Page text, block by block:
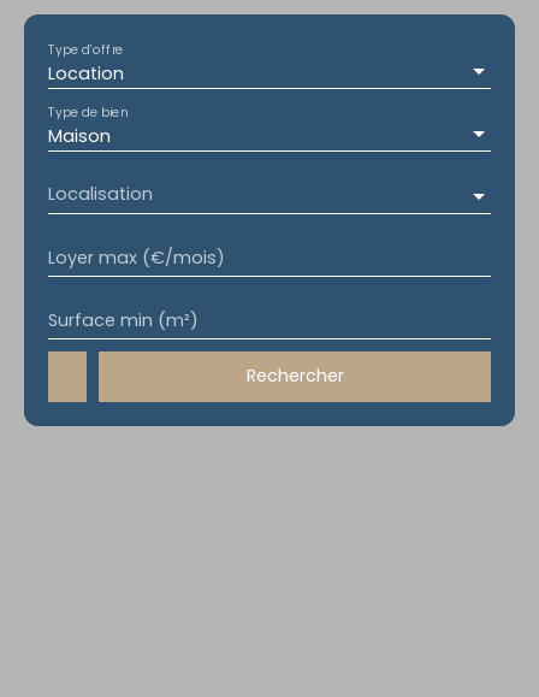
Location
Type d'offre
Maison
Type de bien
Localisation
Loyer max (€/mois)
Surface min (m²)
Rechercher